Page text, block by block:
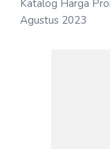
Katalog Harga
Agustus 2023